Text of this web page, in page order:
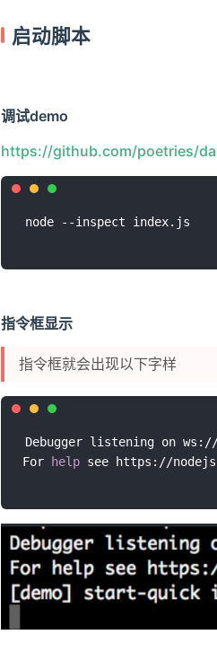
启动脚本
调试demo
https://github.com/poetries/
指令框显示
指令框就会出现以下字样
Debugger listening on ws://
For
help